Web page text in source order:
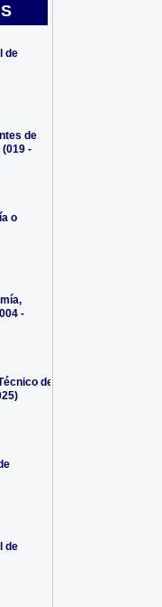
de
de
-
o
-
de
de